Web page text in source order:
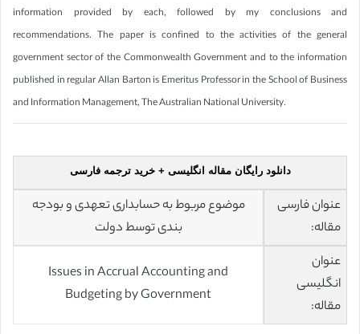
information provided by each, followed by my conclusions and
recommendations. The paper is confined to the activities of the general
government sector of the Commonwealth Government and to the information
published in regular Allan Barton is Emeritus Professor in the School of Business
and Information Management, The Australian National University.
دانلود رایگان مقاله انگلیسی + خرید ترجمه فارسی
عنوان فارسی
مقاله:
موضوع مربوط به حسابداری تعهدی و بودجه
بندی توسط دولت
عنوان
انگلیسی
مقاله:
Issues in Accrual Accounting and
Budgeting by Government